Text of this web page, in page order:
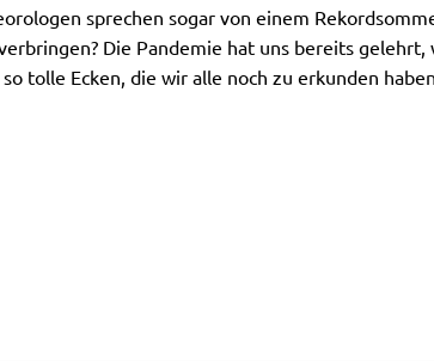
sprechen sogar von einem
Die Pandemie hat uns bereits gelehrt,
tolle Ecken, die wir alle noch zu erkunden